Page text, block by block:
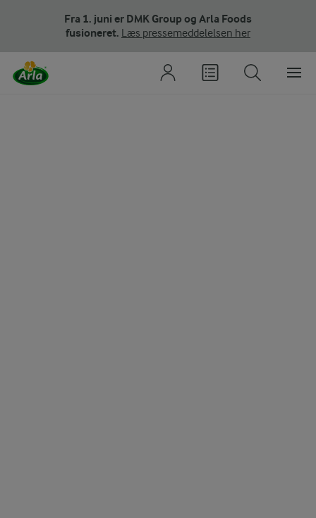
Fra 1. juni er DMK Group og Arla Foods
fusioneret. Læs pressemeddelelsen her